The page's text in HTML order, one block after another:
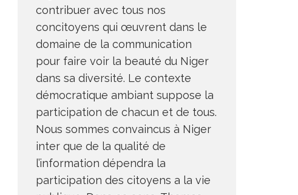
contribuer avec tous nos
concitoyens qui œuvrent dans le
domaine de la communication
pour faire voir la beauté du Niger
dans sa diversité. Le contexte
démocratique ambiant suppose la
participation de chacun et de tous.
Nous sommes convaincus à Niger
inter que de la qualité de
l’information dépendra la
participation des citoyens a la vie